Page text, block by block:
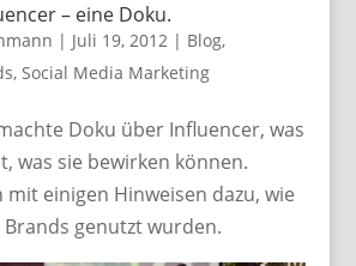
– eine Doku.
| Juli 19, 2012| Blog,
, Social Media Marketing
Doku über Influencer, was
was sie bewirken können.
einigen Hinweisen dazu, wie
genutzt wurden.